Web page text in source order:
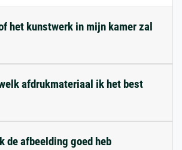
het kunstwerk in mijn kamer zal
afdrukmateriaal ik het best
de afbeelding goed heb